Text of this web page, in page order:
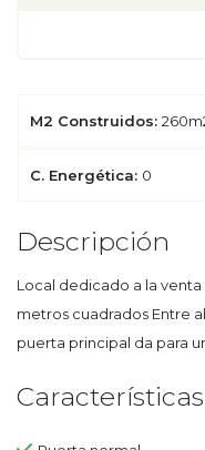
M2 Construidos:
C. Energética: 0
Descripción
Local dedicado a la
metros cuadrados Entre
puerta principal da para